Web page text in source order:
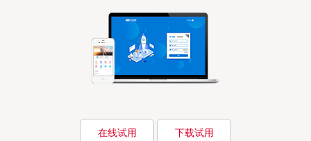
在线试用 下载试用